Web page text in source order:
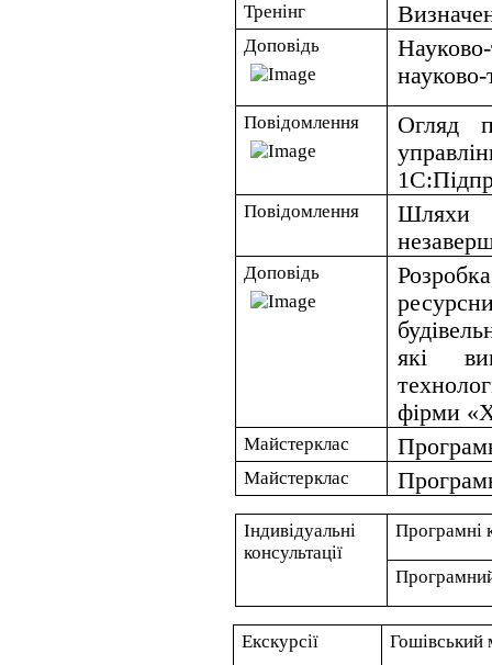
Тренінг
Доповідь
науково-
Повідомлення
Огляд
Повідомлення
Шляхи
Доповідь
які
фірми
Майстерклас
Майстерклас
Індивідуальні
консультації
Програмні
Екскурсії Гошівський